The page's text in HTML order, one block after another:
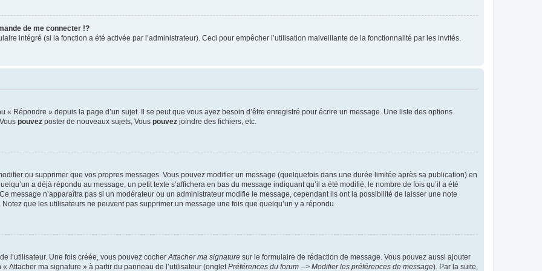
de me connecter !?
intégré (si la fonction a été activée par l’administrateur). Ceci pour empêcher l’utilisation malveillante de la fonctionnalité par les invités.
« Répondre » depuis la page d’un sujet. Il se peut que vous ayez besoin d’être enregistré pour écrire un message. Une liste des options
pouvez poster de nouveaux sujets, Vous pouvez joindre des fichiers, etc.
ou supprimer que vos propres messages. Vous pouvez modifier un message (quelquefois dans une durée limitée après sa publication) en
a déjà répondu au message, un petit texte s’affichera en bas du message indiquant qu’il a été modifié, le nombre de fois qu’il a été
message n’apparaîtra pas si un modérateur ou un administrateur modifie le message, cependant ils ont la possibilité de laisser une note
que les utilisateurs ne peuvent pas supprimer un message une fois que quelqu’un y a répondu.
l’utilisateur. Une fois créée, vous pouvez cocher Attacher ma signature sur le formulaire de rédaction de message. Vous pouvez aussi ajouter
Attacher ma signature » à partir du panneau de l’utilisateur (onglet Préférences du forum --> Modifier les préférences de message). Par la suite,